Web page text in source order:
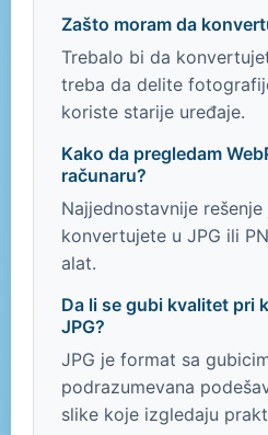
Zašto moram da
Trebalo bi da
treba da delite
koriste starije uređaje.
Kako da pregledam
računaru?
Najjednostavnije
konvertujete u JPG ili
alat.
Da li se gubi kvalitet pri
JPG?
JPG je format sa
podrazumevana
slike koje izgledaju